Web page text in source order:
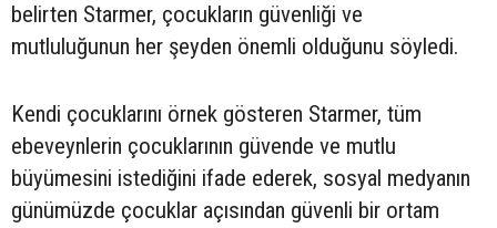
belirten Starmer, çocukların güvenliği ve
mutluluğunun her şeyden önemli olduğunu söyledi.
Kendi çocuklarını örnek gösteren Starmer, tüm
ebeveynlerin çocuklarının güvende ve mutlu
büyümesini istediğini ifade ederek, sosyal medyanın
günümüzde çocuklar açısından güvenli bir ortam